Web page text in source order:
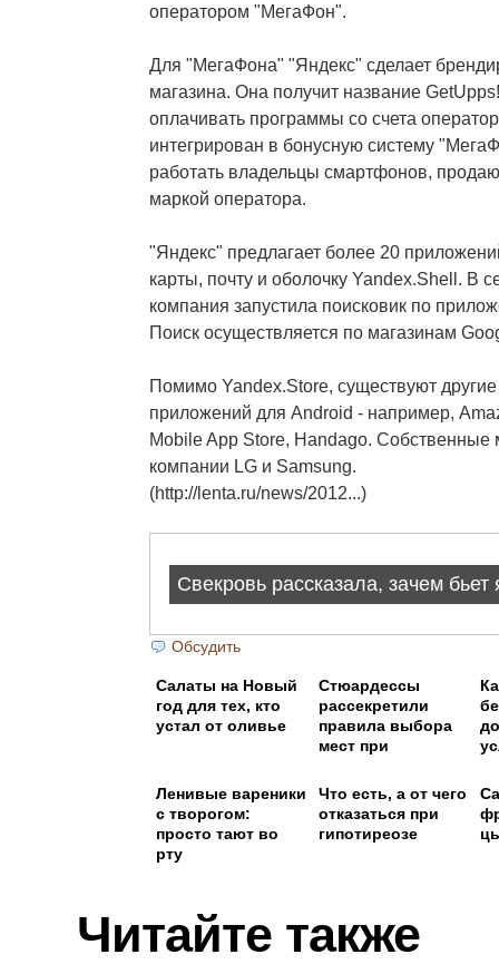
оператором "МегаФон".
Для "МегаФона" "Яндекс" сделает
магазина. Она получит название
оплачивать программы со счета
интегрирован в бонусную систему
работать владельцы смартфонов,
маркой оператора.
"Яндекс" предлагает более 20
карты, почту и оболочку Yandex.Shell. В
компания запустила поисковик по
Поиск осуществляется по магазинам
Помимо Yandex.Store, существуют
приложений для Android - например,
Mobile App Store, Handago. Собственные
компании LG и Samsung.
(http://lenta.ru/news/2012...)
Обсудить
Салаты на Новый
год для тех, кто
устал от оливье
Стюардессы
рассекретили
правила выбора
мест при
рейс
Ленивые вареники
с творогом:
просто тают во
рту
Что есть, а от чего
отказаться при
гипотиреозе
Читайте также